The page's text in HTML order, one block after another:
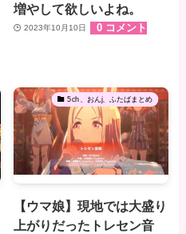
増やして欲しいよね。
2023年10月10日 0 コメント
5ch、おんj、ふたばまとめ
【ウマ娘】現地では大盛り
上がりだったトレセン音